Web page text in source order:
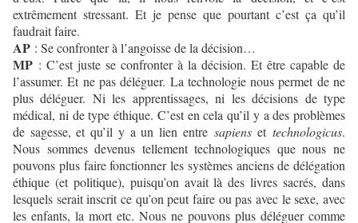
extrêmement stressant. Et je pense que pourtant c’est ça qu’il
faudrait faire.
AP : Se confronter à l’angoisse de la décision…
MP : C’est juste se confronter à la décision. Et être capable de
l’assumer. Et ne pas déléguer. La technologie nous permet de ne
plus déléguer. Ni les apprentissages, ni les décisions de type
médical, ni de type éthique. C’est en cela qu’il y a des problèmes
de sagesse, et qu’il y a un lien entre sapiensettechnologicus.
Nous sommes devenus tellement technologiques que nous ne
pouvons plus faire fonctionner les systèmes anciens de délégation
éthique (et politique), puisqu’on avait là des livres sacrés, dans
lesquels serait inscrit ce qu’on peut faire ou pas avec le sexe, avec
les enfants, la mort etc. Nous ne pouvons plus déléguer comme